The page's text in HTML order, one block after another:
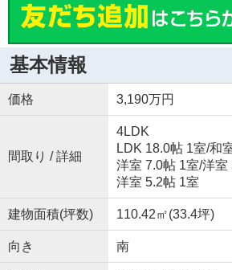
基本情報
価格 3,190万円
間取り / 詳細
4LDK
LDK 18.0帖 1室/和
洋室 7.0帖 1室/洋室
洋室 5.2帖 1室
建物面積(坪数) 110.42㎡(33.4坪)
向き 南